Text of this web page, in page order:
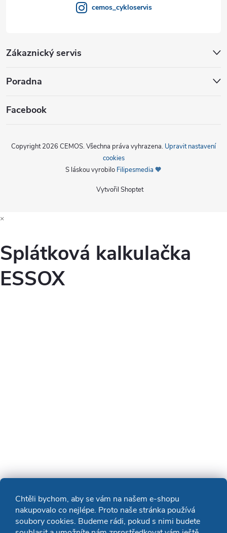
Chtěli bychom, aby se vám na našem e-shopu
nakupovalo co nejlépe. Proto naše stránka používá
soubory cookies. Budeme rádi, pokud s nimi budete
cemos_cykloservis
Zákaznický servis
Poradna
Facebook
Vytvořil Shoptet
Copyright 2026 CEMOS. Všechna práva vyhrazena. Upravit nastavení
cookies
S láskou vyrobilo Filipesmedia 🧡
×
Splátková kalkulačka
ESSOX